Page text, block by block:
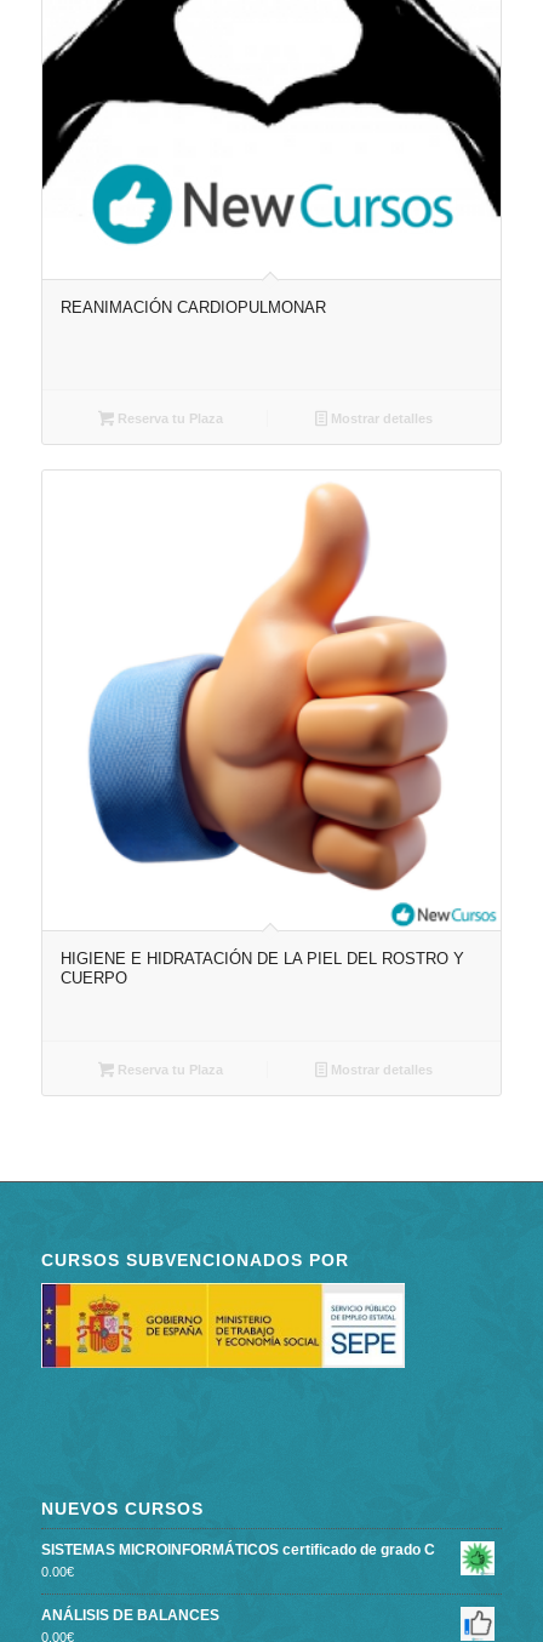
REANIMACIÓN CARDIOPULMONAR
Reserva tu Plaza Mostrar detalles
HIGIENE E HIDRATACIÓN DE LA PIEL DEL ROSTRO Y
CUERPO
Reserva tu Plaza Mostrar detalles
CURSOS SUBVENCIONADOS POR
NUEVOS CURSOS
SISTEMAS MICROINFORMÁTICOS certificado de grado C
0.00€
ANÁLISIS DE BALANCES
0.00€